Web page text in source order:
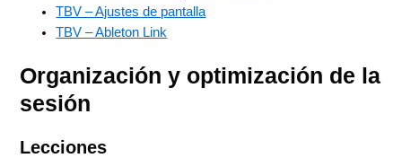
TBV – Ajustes de pantalla
TBV – Ableton Link
Organización y optimización de la
sesión
Lecciones